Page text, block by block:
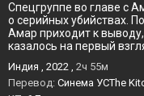
Спецгруппе во главе с
о серийных убийствах.
Амар приходит к
казалось на первый
Индия , 2022 , 2ч 55м
Перевод: Синема УСThe